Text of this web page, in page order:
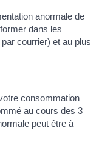
anormale de
dans les
courrier) et au plus
consommation
au cours des 3
peut être à